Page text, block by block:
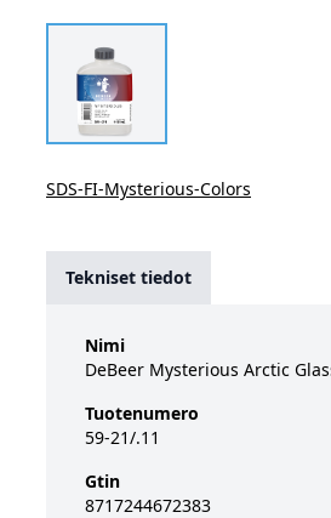
SDS-FI-Mysterious-Colors
Tekniset tiedot
Nimi
DeBeer Mysterious Arctic
Tuotenumero
59-21/.11
Gtin
8717244672383